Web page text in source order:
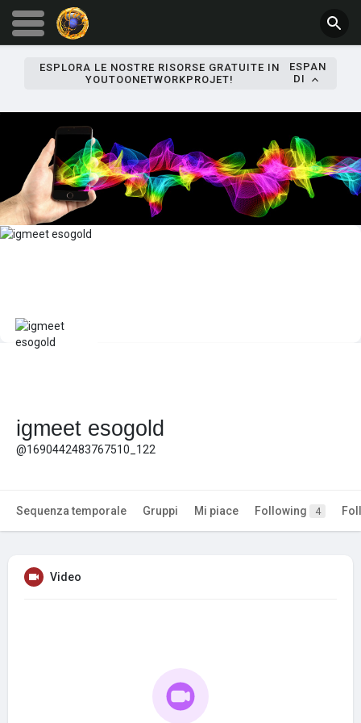
ESPLORA LE NOSTRE RISORSE GRATUITE IN
YOUTOONETWORKPROJET!
ESPAN
DI
igmeet esogold
@1690442483767510_122
Sequenza temporale Gruppi Mi piace Following 4
Video